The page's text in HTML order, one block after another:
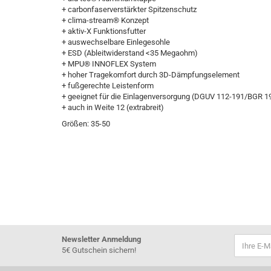
+ carbonfaserverstärkter Spitzenschutz
+ clima-stream® Konzept
+ aktiv-X Funktionsfutter
+ auswechselbare Einlegesohle
+ ESD (Ableitwiderstand <35 Megaohm)
+ MPU® INNOFLEX System
+ hoher Tragekomfort durch 3D-Dämpfungselement
+ fußgerechte Leistenform
+ geeignet für die Einlagenversorgung (DGUV 112-191/BGR
+ auch in Weite 12 (extrabreit)
Größen: 35-50
Newsletter Anmeldung
5€ Gutschein sichern!